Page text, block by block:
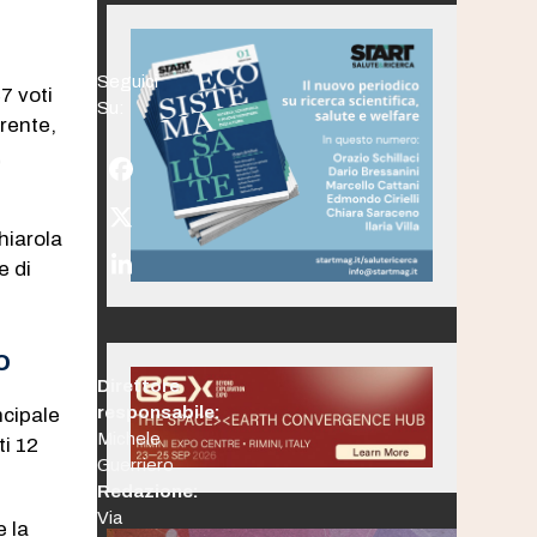
voti
di
12
la
Seguici
Su:
Facebook
Twitter
(deprecated)
LinkedIn
Direttore
responsabile:
Michele
Guerriero
Redazione:
Via